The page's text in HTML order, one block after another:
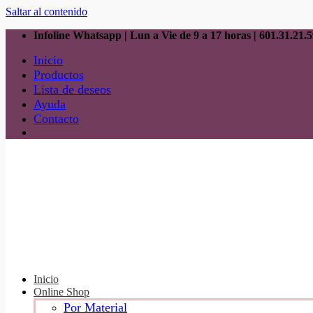
Saltar al contenido
Infoline Whatsapp | Lun a Vie de 9 a 17 horas |
Inicio
Productos
Lista de deseos
Ayuda
Contacto
Inicio
Online Shop
Por Material